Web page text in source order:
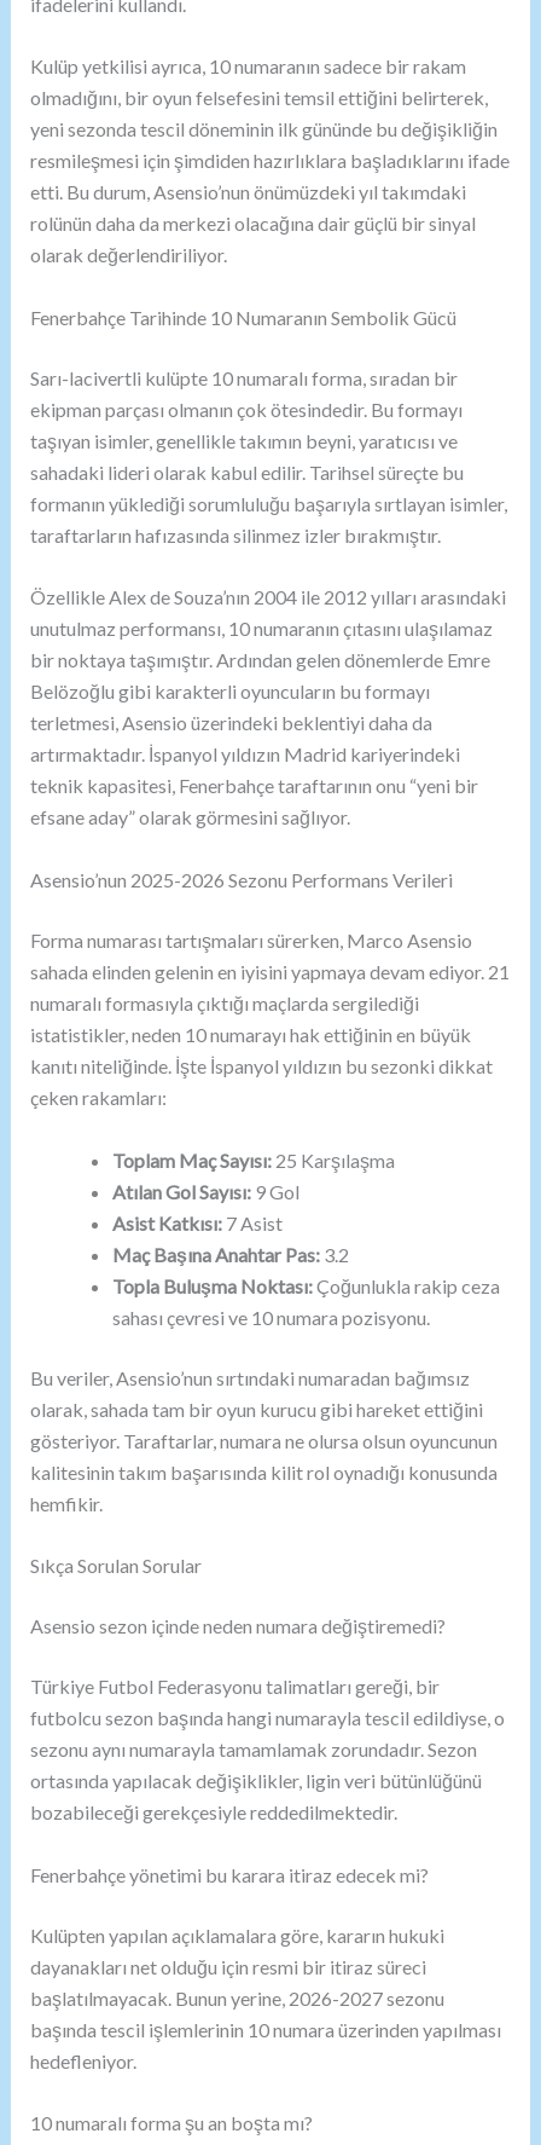
Kulüp yetkilisi ayrıca, 10 numaranın sadece bir rakam
olmadığını, bir oyun felsefesini temsil ettiğini belirterek,
yeni sezonda tescil döneminin ilk gününde bu değişikliğin
resmileşmesi için şimdiden hazırlıklara başladıklarını ifade
etti. Bu durum, Asensio’nun önümüzdeki yıl takımdaki
rolünün daha da merkezi olacağına dair güçlü bir sinyal
olarak değerlendiriliyor.
Fenerbahçe Tarihinde 10 Numaranın Sembolik Gücü
Sarı-lacivertli kulüpte 10 numaralı forma, sıradan bir
ekipman parçası olmanın çok ötesindedir. Bu formayı
taşıyan isimler, genellikle takımın beyni, yaratıcısı ve
sahadaki lideri olarak kabul edilir. Tarihsel süreçte bu
formanın yüklediği sorumluluğu başarıyla sırtlayan isimler,
taraftarların hafızasında silinmez izler bırakmıştır.
Özellikle Alex de Souza’nın 2004 ile 2012 yılları arasındaki
unutulmaz performansı, 10 numaranın çıtasını ulaşılamaz
bir noktaya taşımıştır. Ardından gelen dönemlerde Emre
Belözoğlu gibi karakterli oyuncuların bu formayı
terletmesi, Asensio üzerindeki beklentiyi daha da
artırmaktadır. İspanyol yıldızın Madrid kariyerindeki
teknik kapasitesi, Fenerbahçe taraftarının onu “yeni bir
efsane aday” olarak görmesini sağlıyor.
Asensio’nun 2025-2026 Sezonu Performans Verileri
Forma numarası tartışmaları sürerken, Marco Asensio
sahada elinden gelenin en iyisini yapmaya devam ediyor. 21
numaralı formasıyla çıktığı maçlarda sergilediği
istatistikler, neden 10 numarayı hak ettiğinin en büyük
kanıtı niteliğinde. İşte İspanyol yıldızın bu sezonki dikkat
çeken rakamları:
Toplam Maç Sayısı:25 Karşılaşma
Atılan Gol Sayısı:9 Gol
Asist Katkısı:7 Asist
Maç Başına Anahtar Pas:3.2
Topla Buluşma Noktası:Çoğunlukla rakip ceza
sahası çevresi ve 10 numara pozisyonu.
Bu veriler, Asensio’nun sırtındaki numaradan bağımsız
olarak, sahada tam bir oyun kurucu gibi hareket ettiğini
gösteriyor. Taraftarlar, numara ne olursa olsun oyuncunun
kalitesinin takım başarısında kilit rol oynadığı konusunda
hemfikir.
Sıkça Sorulan Sorular
Asensio sezon içinde neden numara değiştiremedi?
Türkiye Futbol Federasyonu talimatları gereği, bir
futbolcu sezon başında hangi numarayla tescil edildiyse, o
sezonu aynı numarayla tamamlamak zorundadır. Sezon
ortasında yapılacak değişiklikler, ligin veri bütünlüğünü
bozabileceği gerekçesiyle reddedilmektedir.
Fenerbahçe yönetimi bu karara itiraz edecek mi?
Kulüpten yapılan açıklamalara göre, kararın hukuki
dayanakları net olduğu için resmi bir itiraz süreci
başlatılmayacak. Bunun yerine, 2026-2027 sezonu
başında tescil işlemlerinin 10 numara üzerinden yapılması
hedefleniyor.
10 numaralı forma şu an boşta mı?